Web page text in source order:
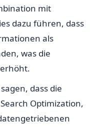
mit
dazu führen, dass
als
was die
dass die
Optimization,